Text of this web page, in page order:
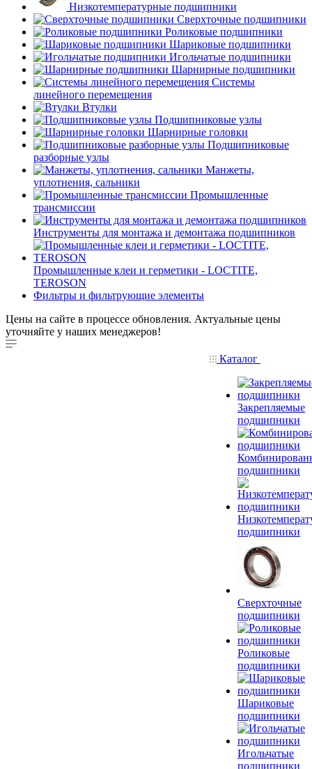
Низкотемпературные подшипники
Сверхточные подшипники
Роликовые подшипники
Шариковые подшипники
Игольчатые подшипники
Шарнирные подшипники
Системы
линейного перемещения
Втулки
Подшипниковые узлы
Шарнирные головки
Подшипниковые
разборные узлы
Манжеты,
уплотнения, сальники
Промышленные
трансмиссии
Инструменты для монтажа и демонтажа подшипников
Промышленные клеи и герметики - LOCTITE,
TEROSON
Фильтры и фильтрующие элементы
Цены на сайте в процессе обновления. Актуальные цены
уточняйте у наших менеджеров!
Каталог
Закрепляемые
подшипники
подшипники
подшипники
Сверхточные
подшипники
Роликовые
подшипники
Шариковые
подшипники
Игольчатые
подшипники